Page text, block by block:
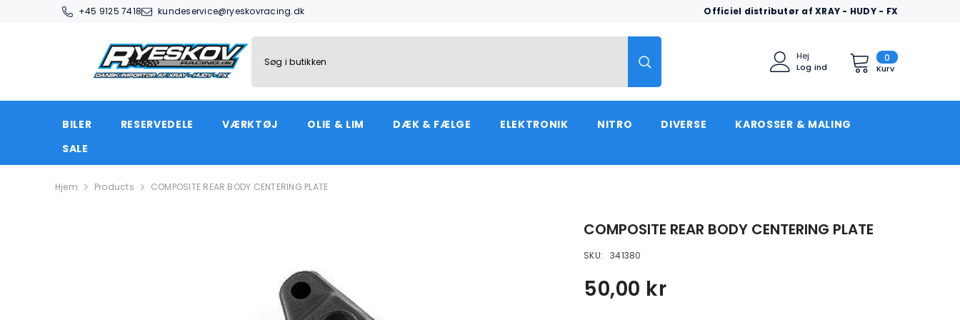
SPRING TIL INDHOLD
+45 9125 7418 kundeservice@ryeskovracing.dk Officiel distributør af XRAY - HUDY - FX
0
varer
Kurv
Hej
Log ind
BILER RESERVEDELE VÆRKTØJ OLIE & LIM DÆK & FÆLGE ELEKTRONIK NITRO DIVERSE
KAROSSER & MALING
SALE
Hjem Products COMPOSITE REAR BODY CENTERING PLATE
COMPOSITE REAR BODY CENTERING PLATE
SKU: 341380
50,00 kr